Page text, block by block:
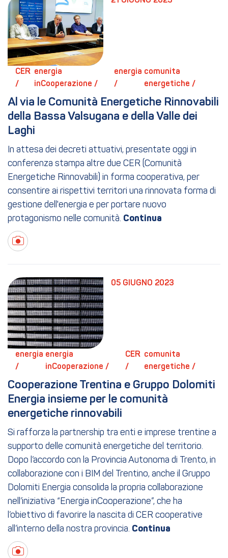
CER
/
energia
inCooperazione /
energia
/
comunita
energetiche /
Al via le Comunità Energetiche Rinnovabili
della Bassa Valsugana e della Valle dei
Laghi
In attesa dei decreti attuativi, presentate oggi in
conferenza stampa altre due CER (Comunità
Energetiche Rinnovabili) in forma cooperativa, per
consentire ai rispettivi territori una rinnovata forma di
gestione dell'energia e per portare nuovo
protagonismo nelle comunità.
05 GIUGNO 2023
energia
/
energia
inCooperazione /
CER
/
comunita
energetiche /
Cooperazione Trentina e Gruppo Dolomiti
Energia insieme per le comunità
energetiche rinnovabili
Si rafforza la partnership tra enti e imprese trentine a
supporto delle comunità energetiche del territorio.
Dopo l’accordo con la Provincia Autonoma di Trento, in
collaborazione con i BIM del Trentino, anche il Gruppo
Dolomiti Energia consolida la propria collaborazione
nell’iniziativa “Energia inCooperazione”, che ha
l’obiettivo di favorire la nascita di CER cooperative
all’interno della nostra provincia.